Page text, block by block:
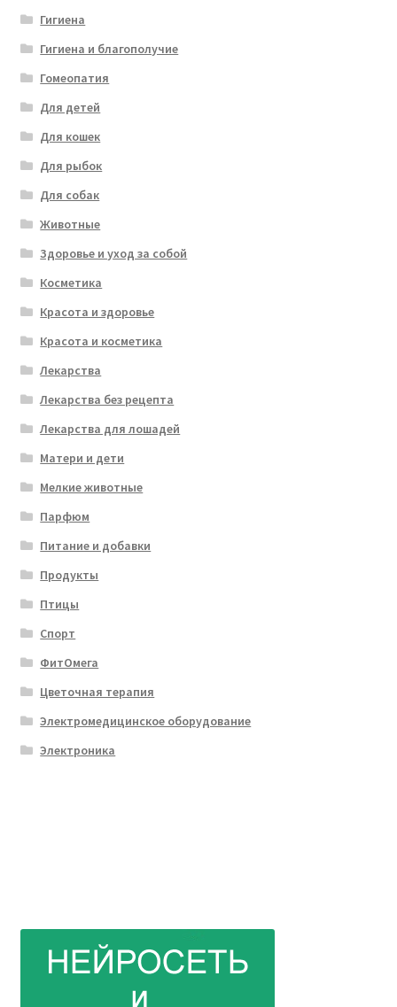
Гигиена
Гигиена и благополучие
Гомеопатия
Для детей
Для кошек
Для рыбок
Для собак
Животные
Здоровье и уход за собой
Косметика
Красота и здоровье
Красота и косметика
Лекарства
Лекарства без рецепта
Лекарства для лошадей
Матери и дети
Мелкие животные
Парфюм
Питание и добавки
Продукты
Птицы
Спорт
ФитОмега
Цветочная терапия
Электромедицинское оборудование
Электроника